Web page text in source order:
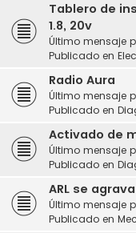
Tablero de
1.8, 20v
Último mensaje
Publicado en
Radio Aura
Último mensaje
Publicado en
Activado de
Último mensaje
Publicado en
ARL se
Último mensaje
Publicado en